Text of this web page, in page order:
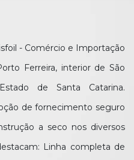
- Comércio e Importação
Ferreira, interior de São
de Santa Catarina.
de fornecimento seguro
a seco nos diversos
Linha completa de